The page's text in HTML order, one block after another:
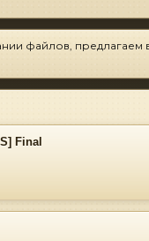
файлов, предлагаем
Final